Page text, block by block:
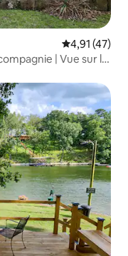
Évaluation
4,91 (47)
| Vue sur la